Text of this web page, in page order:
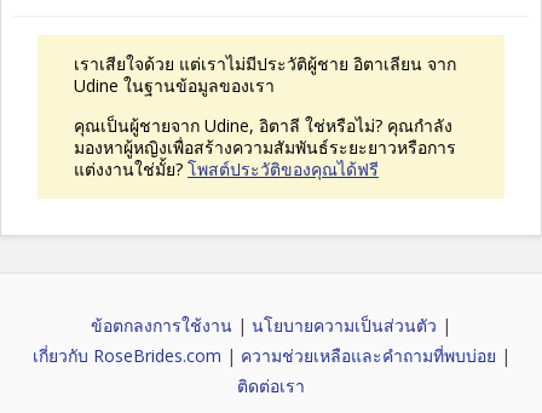
เราเสียใจด้วย แต่เราไม่มีประวัติผู้ชาย อิตาเลียน จาก
Udine ในฐานข้อมูลของเรา
คุณเป็นผู้ชายจาก Udine, อิตาลี ใช่หรือไม่? คุณกำลัง
มองหาผู้หญิงเพื่อสร้างความสัมพันธ์ระยะยาวหรือการ
แต่งงานใช่มั้ย? โพสต์ประวัติของคุณได้ฟรี
ข้อตกลงการใช้งาน | นโยบายความเป็นส่วนตัว |
เกี่ยวกับ RoseBrides.com | ความช่วยเหลือและคำถามที่พบบ่อย |
ติดต่อเรา